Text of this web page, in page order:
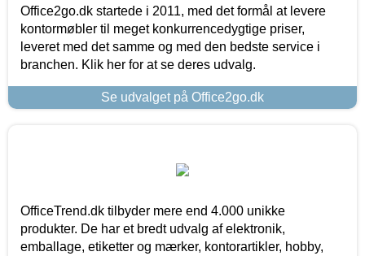
Office2go.dk startede i 2011, med det formål at levere
kontormøbler til meget konkurrencedygtige priser,
leveret med det samme og med den bedste service i
branchen. Klik her for at se deres udvalg.
Se udvalget på Office2go.dk
OfficeTrend.dk tilbyder mere end 4.000 unikke
produkter. De har et bredt udvalg af elektronik,
emballage, etiketter og mærker, kontorartikler, hobby,